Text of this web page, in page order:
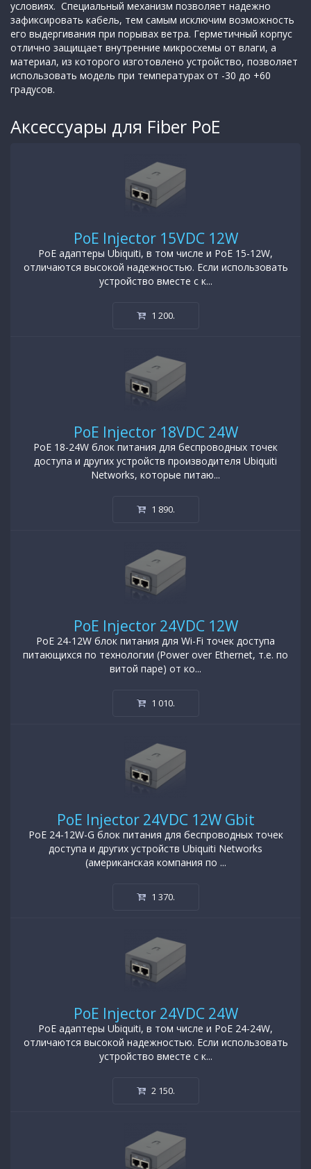
условиях. Специальный механизм позволяет надежно
зафиксировать кабель, тем самым исключим возможность
его выдергивания при порывах ветра. Герметичный корпус
отлично защищает внутренние микросхемы от влаги, а
материал, из которого изготовлено устройство, позволяет
использовать модель при температурах от -30 до +60
градусов.
Аксессуары для Fiber PoE
PoE Injector 15VDC 12W
PoE адаптеры Ubiquiti, в том числе и РоЕ 15-12W,
отличаются высокой надежностью. Если использовать
устройство вместе с к...
1 200.
PoE Injector 18VDC 24W
PoE 18-24W блок питания для беспроводных точек
доступа и других устройств производителя Ubiquiti
Networks, которые питаю...
1 890.
PoE Injector 24VDC 12W
PoE 24-12W блок питания для Wi-Fi точек доступа
питающихся по технологии (Power over Ethernet, т.е. по
витой паре) от ко...
1 010.
PoE Injector 24VDC 12W Gbit
PoE 24-12W-G блок питания для беспроводных точек
доступа и других устройств Ubiquiti Networks
(американская компания по ...
1 370.
PoE Injector 24VDC 24W
PoE адаптеры Ubiquiti, в том числе и PoE 24-24W,
отличаются высокой надежностью. Если использовать
устройство вместе с к...
2 150.